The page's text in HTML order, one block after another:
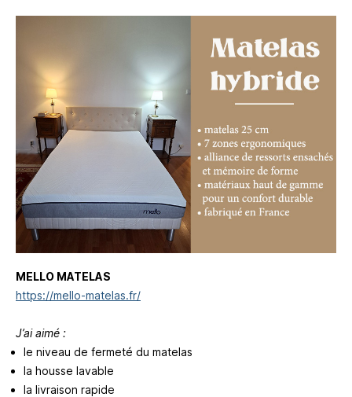
MELLO MATELAS
https://mello-matelas.fr/
J’ai aimé :
le niveau de fermeté du matelas
la housse lavable
la livraison rapide